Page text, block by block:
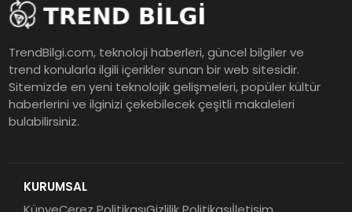
TrendBilgi.com, teknoloji haberleri, güncel bilgiler ve
trend konularla ilgili içerikler sunan bir web sitesidir.
Sitemizde en yeni teknolojik gelişmeleri, popüler kültür
haberlerini ve ilginizi çekebilecek çeşitli makaleleri
bulabilirsiniz.
KURUMSAL